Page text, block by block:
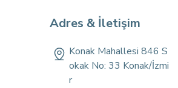
Adres & İletişim
Konak Mahallesi 846 S
okak No: 33 Konak/İzmi
r